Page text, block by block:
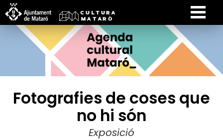
Fotografies de coses que
no hi són
Exposició